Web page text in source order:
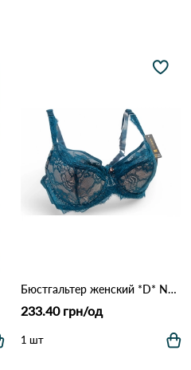
Бюстгальтер женский *D* NADIZI 0032 5,1 Зеленый
233.40 грн/од
1 шт